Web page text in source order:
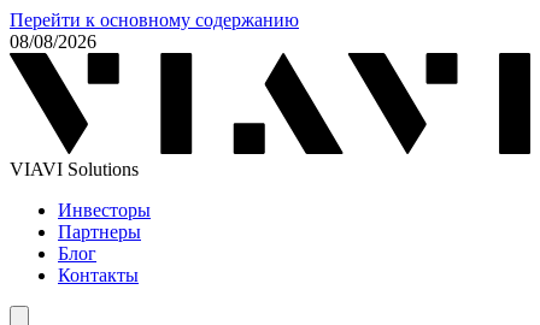
Перейти к основному содержанию
08/08/2026
VIAVI Solutions
Инвесторы
Партнеры
Блог
Контакты